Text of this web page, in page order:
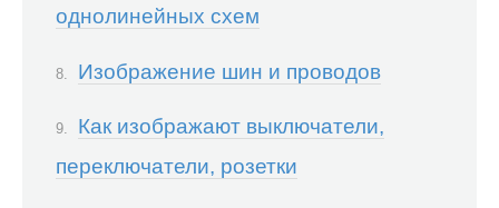
однолинейных схем
Изображение шин и проводов
Как изображают выключатели,
переключатели, розетки